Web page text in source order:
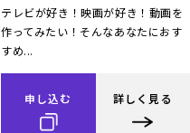
テレビが好き！映画が好き！動画を
作ってみたい！そんなあなたにおす
すめ...
申し込む 詳しく見る